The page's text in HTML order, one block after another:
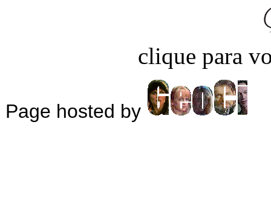
clique para
Page hosted by